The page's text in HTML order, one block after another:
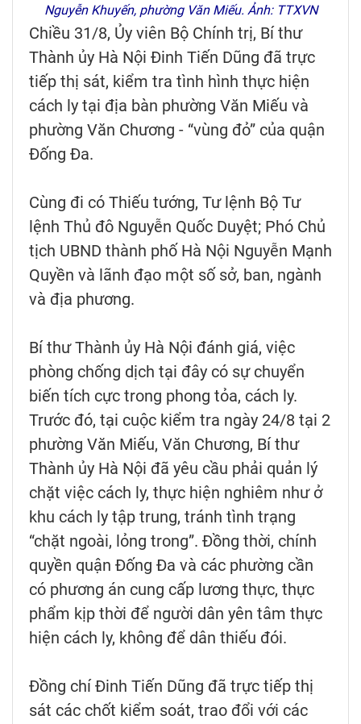
Nguyễn Khuyến, phường Văn Miếu. Ảnh: TTXVN
Chiều 31/8, Ủy viên Bộ Chính trị, Bí thư
Thành ủy Hà Nội Đinh Tiến Dũng đã trực
tiếp thị sát, kiểm tra tình hình thực hiện
cách ly tại địa bàn phường Văn Miếu và
phường Văn Chương - “vùng đỏ” của quận
Đống Đa.
Cùng đi có Thiếu tướng, Tư lệnh Bộ Tư
lệnh Thủ đô Nguyễn Quốc Duyệt; Phó Chủ
tịch UBND thành phố Hà Nội Nguyễn Mạnh
Quyền và lãnh đạo một số sở, ban, ngành
và địa phương.
Bí thư Thành ủy Hà Nội đánh giá, việc
phòng chống dịch tại đây có sự chuyển
biến tích cực trong phong tỏa, cách ly.
Trước đó, tại cuộc kiểm tra ngày 24/8 tại 2
phường Văn Miếu, Văn Chương, Bí thư
Thành ủy Hà Nội đã yêu cầu phải quản lý
chặt việc cách ly, thực hiện nghiêm như ở
khu cách ly tập trung, tránh tình trạng
“chặt ngoài, lỏng trong”. Đồng thời, chính
quyền quận Đống Đa và các phường cần
có phương án cung cấp lương thực, thực
phẩm kịp thời để người dân yên tâm thực
hiện cách ly, không để dân thiếu đói.
Đồng chí Đinh Tiến Dũng đã trực tiếp thị
sát các chốt kiểm soát, trao đổi với các